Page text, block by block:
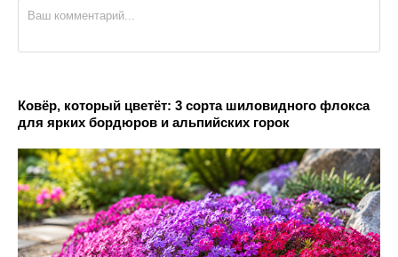
Ковёр, который цветёт: 3 сорта шиловидного флокса
для ярких бордюров и альпийских горок